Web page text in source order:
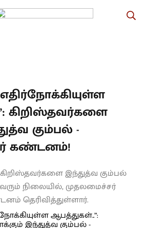
கிறிஸ்தவர்களை
கும்பல் -
கண்டனம்!
இந்துத்வ கும்பல்
வரும் நிலையில், முதலமைச்சர்
தெரிவித்துள்ளார்.